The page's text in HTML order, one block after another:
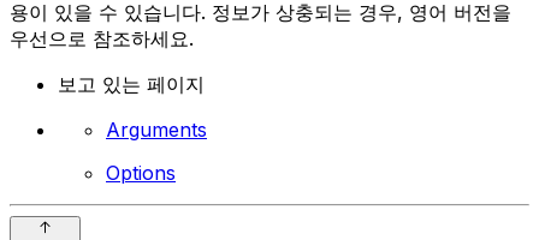
용이 있을 수 있습니다. 정보가 상충되는 경우, 영어 버전을
우선으로 참조하세요.
보고 있는 페이지
Arguments
Options